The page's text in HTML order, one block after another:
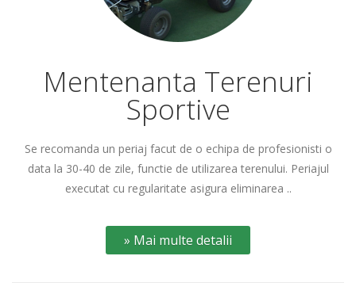
Mentenanta Terenuri
Sportive
Se recomanda un periaj facut de o echipa de profesionisti o
data la 30-40 de zile, functie de utilizarea terenului. Periajul
executat cu regularitate asigura eliminarea ..
» Mai multe detalii